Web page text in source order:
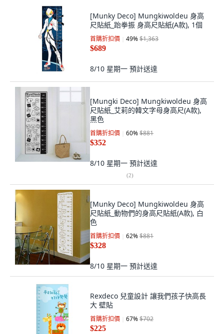
[Munky Deco] Mungkiwoldeu 身高
尺貼紙_跆拳振 身高尺貼紙(A款), 1個
首購折扣價 49%$1,363
$689
8/10 星期一 預計送達
[Mungki Deco] Mungkiwoldeu 身高
尺貼紙_艾莉的韓文字母身高尺(A款),
黑色
首購折扣價 60%$881
$352
8/10 星期一 預計送達
(2)
[Munky Deco] Mungkiwoldeu 身高
尺貼紙_動物們的身高尺貼紙(A款), 白
色
首購折扣價 62%$881
$328
8/10 星期一 預計送達
Rexdeco 兒童設計 讓我們孩子快高長
大 壁貼
首購折扣價 67%$702
$225